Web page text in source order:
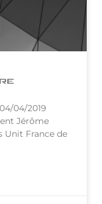
04/2019
Jérôme
Unit France de